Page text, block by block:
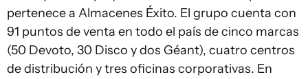
pertenece a Almacenes Éxito. El grupo cuenta con
91 puntos de venta en todo el país de cinco marcas
(50 Devoto, 30 Disco y dos Géant), cuatro centros
de distribución y tres oficinas corporativas. En